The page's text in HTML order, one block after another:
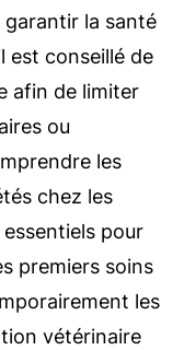
la santé
est conseillé de
afin de limiter
ou
les
chez les
pour
premiers soins
les
vétérinaire